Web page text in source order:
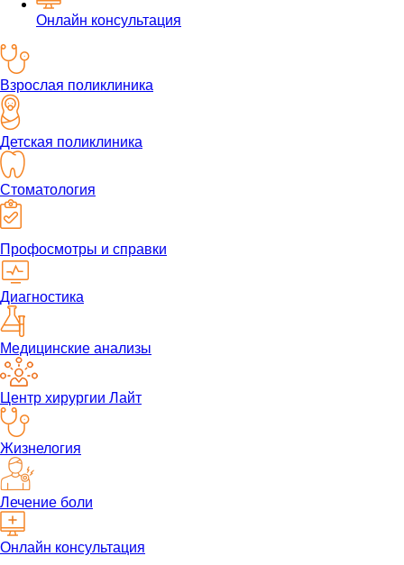
Онлайн консультация
Взрослая поликлиника
Детская поликлиника
Стоматология
Профосмотры и справки
Диагностика
Медицинские анализы
Центр хирургии Лайт
Жизнелогия
Лечение боли
Онлайн консультация